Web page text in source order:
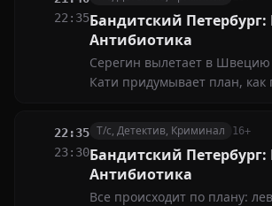
с Катей, бывшей подругой
следователя, убитого
22:35Бандитский Петербург:
Антибиотика
Серегин вылетает в
Кати придумывает план, как
этого он "сливает" через
информацию о паленой
"плохо лежит"...
22:35
23:30
Т/с, Детектив, Криминал 16+
Бандитский Петербург:
Антибиотика
Все происходит по плану: